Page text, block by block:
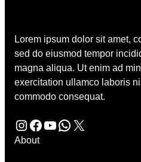
Lorem ipsum dolor sit amet,
sed do eiusmod tempor
magna aliqua. Ut enim ad
exercitation ullamco laboris
commodo consequat.
Instagram Facebook YouTube WhatsApp X
About